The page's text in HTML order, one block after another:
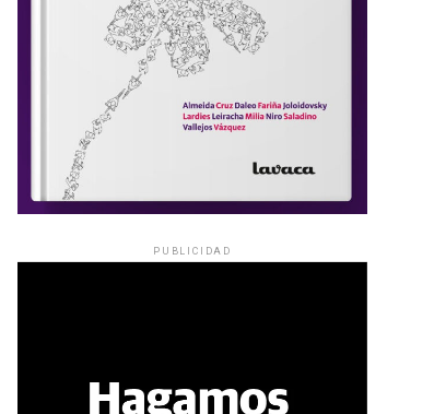
PUBLICIDAD